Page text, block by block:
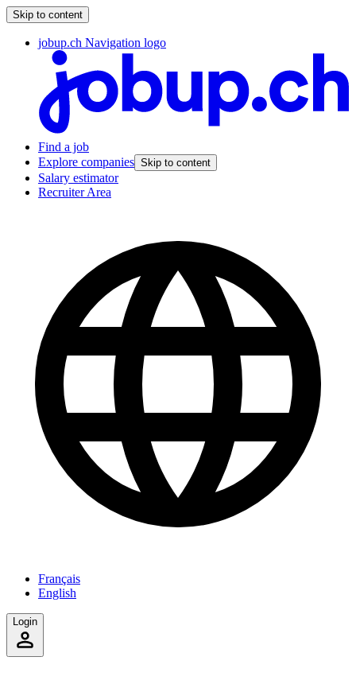
Skip to content
jobup.ch Navigation logo
Find a job
Explore companies Skip to content
Salary estimator
Recruiter Area
Français
English
Login